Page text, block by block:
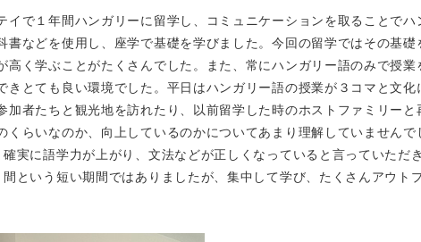
イで１年間ハンガリーに留学し、コミュニケーションを取ることで
書などを使用し、座学で基礎を学びました。今回の留学ではその基
高く学ぶことがたくさんでした。また、常にハンガリー語のみで授業
きとても良い環境でした。平日はハンガリー語の授業が３コマと文化
加者たちと観光地を訪れたり、以前留学した時のホストファミリーと
くらいなのか、向上しているのかについてあまり理解していませんで
実に語学力が上がり、文法などが正しくなっていると言っていただ
という短い期間ではありましたが、集中して学び、たくさんアウト